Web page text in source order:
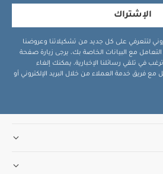
الإشتراك
لتتعرفي على كل جديد من تشكيلاتنا وعروضنا
مع البيانات الخاصة بك، يرجى زيارة صفحة
في تلقي رسائلنا الإخبارية، يمكنك إلغاء
فريق خدمة العملاء من خلال البريد الإلكتروني أو